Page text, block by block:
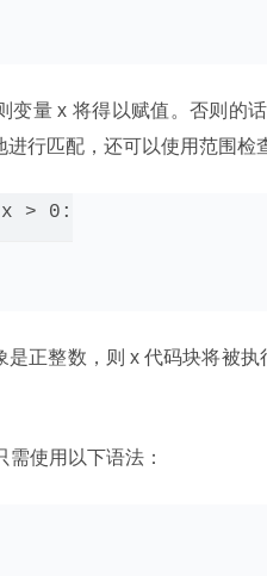
变量 x 将得以赋值。否则的
行匹配，还可以使用范围检
> 0:
是正整数，则 x 代码块将被
使用以下语法：